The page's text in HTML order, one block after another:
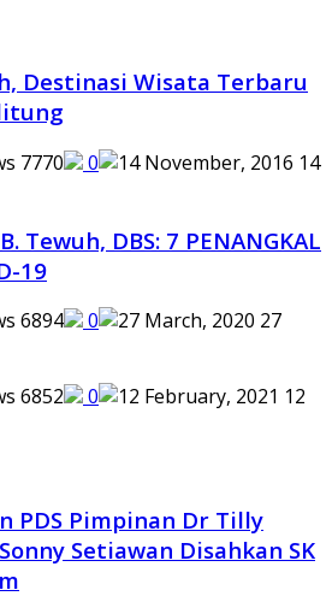
Destinasi Wisata Terbaru
7770 0
14
Tewuh, DBS: 7 PENANGKAL
19
6894 0
27
6852
0
12
PDS Pimpinan Dr Tilly
Setiawan Disahkan SK